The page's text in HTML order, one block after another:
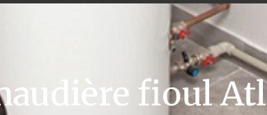
fioul